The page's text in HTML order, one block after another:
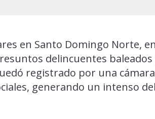
en Santo Domingo Norte,
delincuentes
registrado por una
generando un intenso